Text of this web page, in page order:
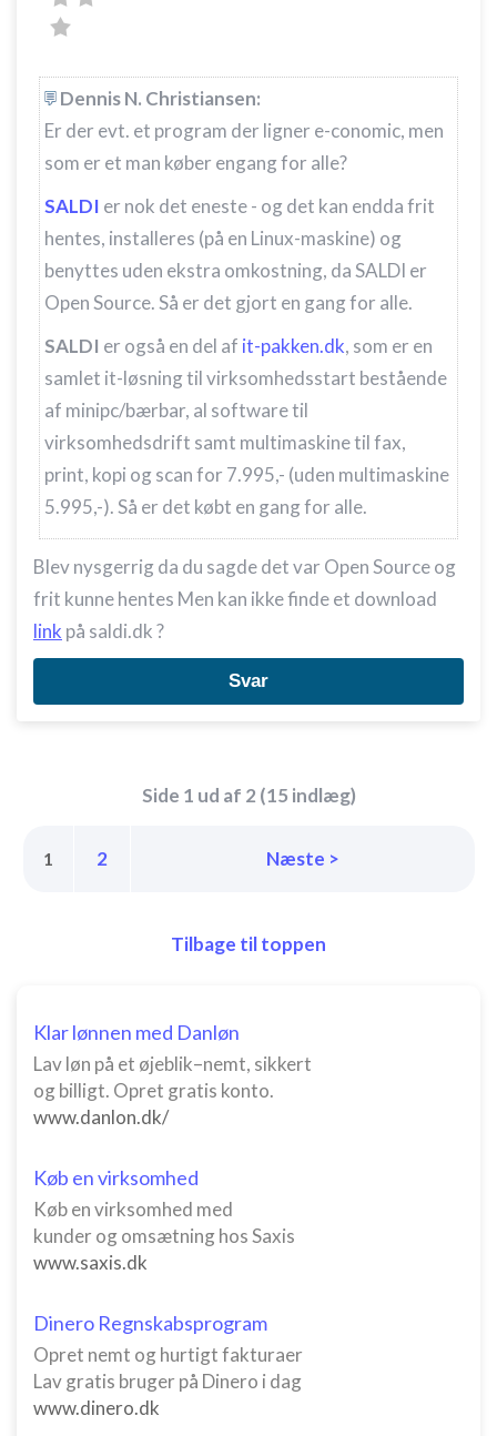
Dennis N. Christiansen:
Er der evt. et program der ligner e-conomic, men
som er et man køber engang for alle?
SALDI er nok det eneste - og det kan endda frit
hentes, installeres (på en Linux-maskine) og
benyttes uden ekstra omkostning, da SALDI er
Open Source. Så er det gjort en gang for alle.
SALDI er også en del af it-pakken.dk, som er en
samlet it-løsning til virksomhedsstart bestående
af minipc/bærbar, al software til
virksomhedsdrift samt multimaskine til fax,
print, kopi og scan for 7.995,- (uden multimaskine
5.995,-). Så er det købt en gang for alle.
Blev nysgerrig da du sagde det var Open Source og
frit kunne hentes Men kan ikke finde et download
link på saldi.dk ?
Svar
Side 1 ud af 2 (15 indlæg)
1 2 Næste >
Tilbage til toppen
Klar lønnen med Danløn
Lav løn på et øjeblik–nemt, sikkert
og billigt. Opret gratis konto.
www.danlon.dk/
Køb en virksomhed
Køb en virksomhed med
kunder og omsætning hos Saxis
www.saxis.dk
Dinero Regnskabsprogram
Opret nemt og hurtigt fakturaer
Lav gratis bruger på Dinero i dag
www.dinero.dk